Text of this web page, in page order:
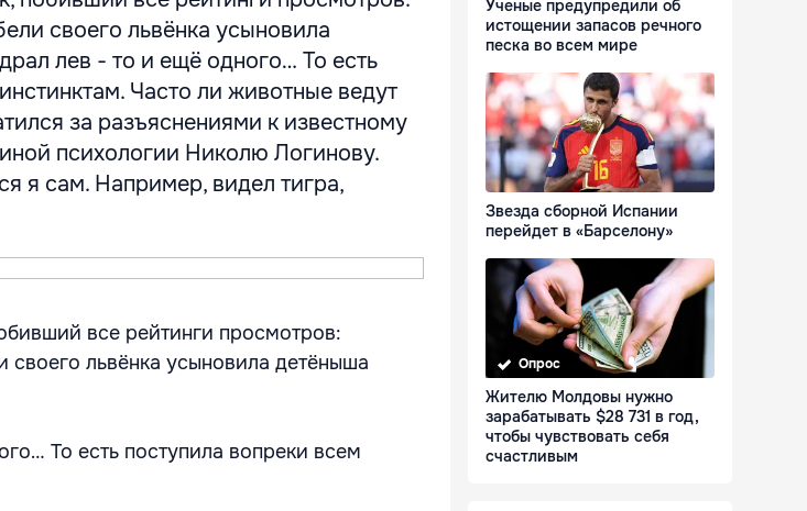
своего львёнка усыновила
лев - то и ещё одного… То есть
Часто ли животные ведут
за разъяснениями к известному
психологии Николю Логинову.
я сам. Например, видел тигра,
все рейтинги просмотров:
львёнка усыновила детёныша
То есть поступила вопреки всем
Ученые предупредили об
истощении запасов речного
песка во всем мире
Звезда сборной Испании
перейдет в «Барселону»
Опрос
Жителю Молдовы нужно
зарабатывать $28 731 в год,
чтобы чувствовать себя
счастливым